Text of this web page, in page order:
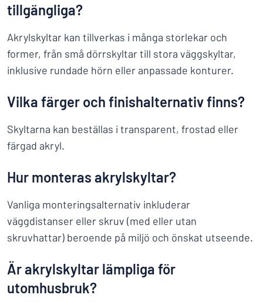
tillgängliga?
Akrylskyltar kan tillverkas i många storlekar och
former, från små dörrskyltar till stora väggskyltar,
inklusive rundade hörn eller anpassade konturer.
Vilka färger och finishalternativ finns?
Skyltarna kan beställas i transparent, frostad eller
färgad akryl.
Hur monteras akrylskyltar?
Vanliga monteringsalternativ inkluderar
väggdistanser eller skruv (med eller utan
skruvhattar) beroende på miljö och önskat utseende.
Är akrylskyltar lämpliga för
utomhusbruk?